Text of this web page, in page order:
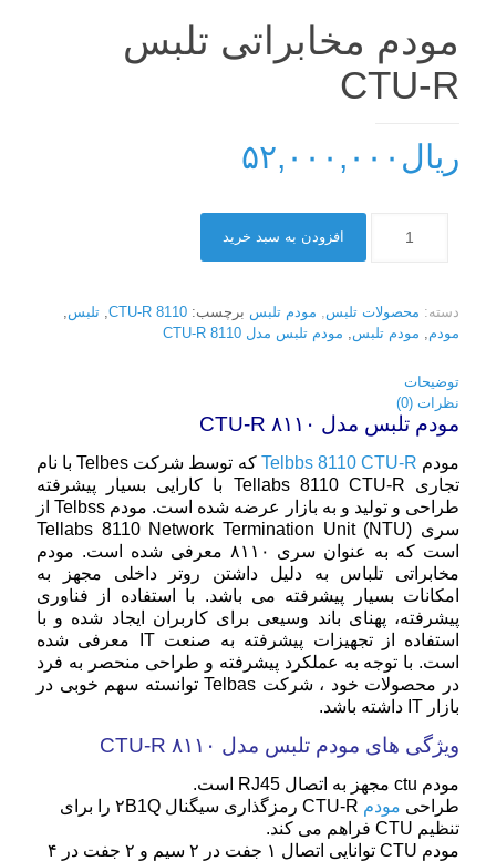
مودم مخابراتی تلبس
CTU-R
ریال ۵۲,۰۰۰,۰۰۰
افزودن به سبد خرید
دسته: محصولات تلبس, مودم تلبس برچسب: 8110 CTU-R
, تلبس,
مودم, مودم تلبس, مودم تلبس مدل 8110 CTU-R
توضیحات
نظرات (0)
مودم تلبس مدل ۸۱۱۰ CTU-R
مودم Telbbs 8110 CTU-R
که توسط شرکت Telbes با نام
تجاری Tellabs 8110 CTU-R با کارایی بسیار پیشرفته
طراحی و تولید و به بازار عرضه شده است. مودم Telbss از
سری Tellabs 8110 Network Termination Unit (NTU)
است که به عنوان سری ۸۱۱۰ معرفی شده است. مودم
مخابراتی تلباس به دلیل داشتن روتر داخلی مجهز به
امکانات بسیار پیشرفته می باشد. با استفاده از فناوری
پیشرفته، پهنای باند وسیعی برای کاربران ایجاد شده و با
استفاده از تجهیزات پیشرفته به صنعت IT معرفی شده
است. با توجه به عملکرد پیشرفته و طراحی منحصر به فرد
در محصولات خود ، شرکت Telbas توانسته سهم خوبی در
بازار IT داشته باشد.
ویژگی های مودم تلبس مدل ۸۱۱۰ CTU-R
مودم ctu مجهز به اتصال RJ45 است.
طراحی مودم
CTU-R رمزگذاری سیگنال ۲B1Q را برای
تنظیم CTU فراهم می کند.
مودم CTU توانایی اتصال ۱ جفت در ۲ سیم و ۲ جفت در ۴